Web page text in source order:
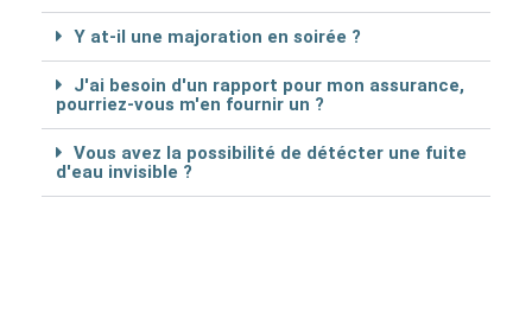
Y at-il une majoration en soirée ?
J'ai besoin d'un rapport pour mon assurance,
pourriez-vous m'en fournir un ?
Vous avez la possibilité de détécter une fuite
d'eau invisible ?